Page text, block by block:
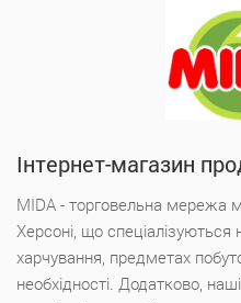
Інтернет-магазин
MIDA - торговельна мережа
Херсоні, що спеціалізуються
харчування, предметах
необхідності. Додатково,